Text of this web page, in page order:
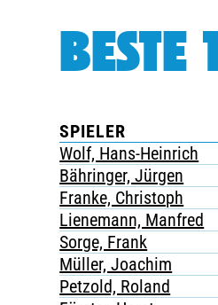
BESTE
SPIELER
Wolf, Hans-Heinrich
Bähringer, Jürgen
Franke, Christoph
Lienemann, Manfred
Sorge, Frank
Müller, Joachim
Petzold, Roland